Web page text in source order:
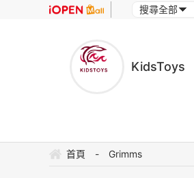
KidsToys
首頁 - Grimms